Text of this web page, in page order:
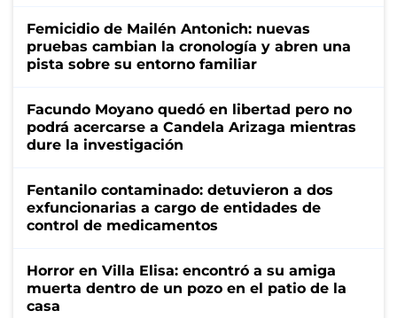
Femicidio de Mailén Antonich: nuevas
pruebas cambian la cronología y abren una
pista sobre su entorno familiar
Facundo Moyano quedó en libertad pero no
podrá acercarse a Candela Arizaga mientras
dure la investigación
Fentanilo contaminado: detuvieron a dos
exfuncionarias a cargo de entidades de
control de medicamentos
Horror en Villa Elisa: encontró a su amiga
muerta dentro de un pozo en el patio de la
casa